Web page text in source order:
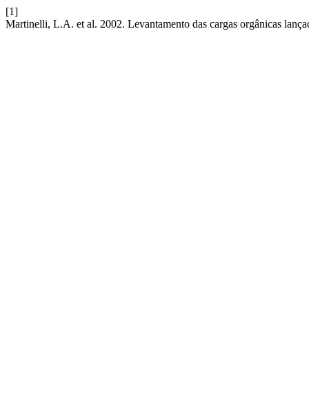
[1]
Martinelli, L.A. et al. 2002. Levantamento das cargas orgânicas